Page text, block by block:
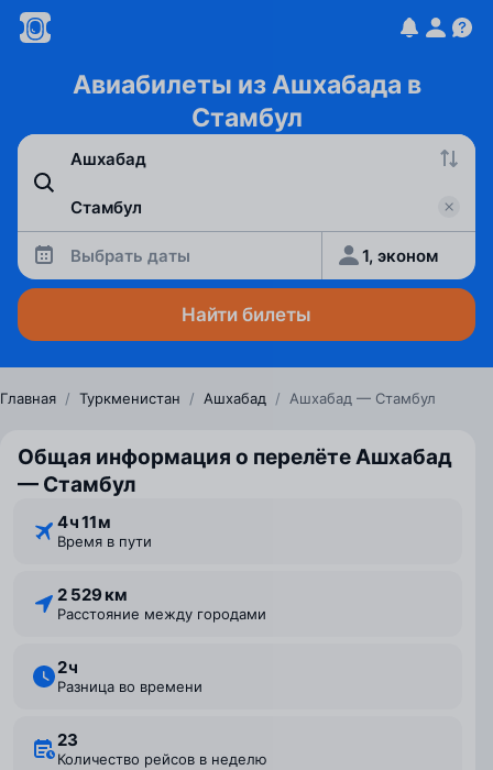
Авиабилеты из Ашхабада в
Стамбул
Выбрать даты 1, эконом
Найти билеты
Главная / Туркменистан / Ашхабад / Ашхабад — Стамбул
Общая информация о перелёте Ашхабад
— Стамбул
4 ⁠ч 11 ⁠м
Время в пути
2 529 км
Расстояние между городами
2 ⁠ч
Разница во времени
23
Количество рейсов в неделю